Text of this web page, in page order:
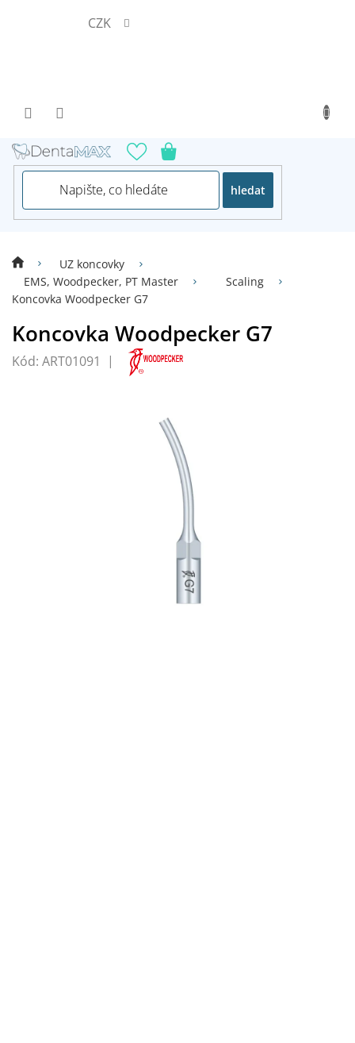
CZK
hledat
UZ koncovky
EMS, Woodpecker, PT Master
Scaling
Koncovka Woodpecker G7
Koncovka Woodpecker G7
Kód: ART01091